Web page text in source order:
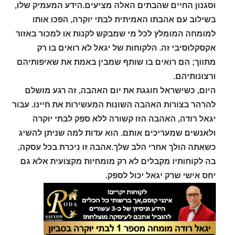
וסגנון החיים שהבתים האלה מציעים.הידע המעמיק שלו,
בשילוב עם אהבתו האמיתית לבתי יוקרה, הפכו אותו
למומחה המומלץ לכל מי שמבקש לקנות או למכור באזור
אקסקלוסיבי זה. הלקוחות של יגאל לא רואים בו רק
מתווך; הם רואים בו שותף שמבין באמת את שאיפותיהם
ורצונותיהם.
היום, כשישראל חוגגת את יום האהבה, זה רגע מושלם
להרהר בצורות האהבה השונות המעשירות את חיינו. עבור
יגאל רודה, האהבה הזו קשורה ללא ספק לבתי יוקרה
ולאנשים שמעריכים אותם. הוא עדות למה שניתן להשיג
כשאתה הולך אחרי הלב שלך.אהבה זו ניכרת בכל עסקה,
בה לקוחותיו מקבלים לא רק מומחיות מקצועית אלא גם
יחס אישי שרק יגאל יכול לספק.